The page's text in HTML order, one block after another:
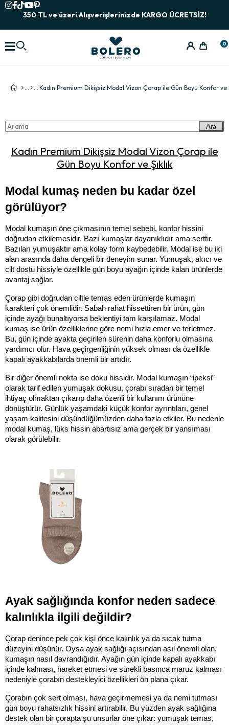
350 TL ve üzeri Alışverişlerinizde KARGO ÜCRETSİZ!
0
Kadın Premium Dikişsiz Modal Vizon Çorap ile Gün Boyu Konfor ve
Ara
Kadın Premium Dikişsiz Modal Vizon Çorap ile
Gün Boyu Konfor ve Şıklık
Modal kumaş neden bu kadar özel
görülüyor?
Modal kumaşın öne çıkmasının temel sebebi, konfor hissini
doğrudan etkilemesidir. Bazı kumaşlar dayanıklıdır ama serttir.
Bazıları yumuşaktır ama kolay form kaybedebilir. Modal ise bu iki
alan arasında daha dengeli bir deneyim sunar. Yumuşak, akıcı ve
cilt dostu hissiyle özellikle gün boyu ayağın içinde kalan ürünlerde
avantaj sağlar.
Çorap gibi doğrudan ciltle temas eden ürünlerde kumaşın
karakteri çok önemlidir. Sabah rahat hissettiren bir ürün, gün
içinde ayağı bunaltıyorsa beklentiyi tam karşılamaz. Modal
kumaş ise ürün özelliklerine göre nemi hızla emer ve terletmez.
Bu, gün içinde ayakta geçirilen sürenin daha konforlu olmasına
yardımcı olur. Hava geçirgenliğinin yüksek olması da özellikle
kapalı ayakkabılarda önemli bir artıdır.
Bir diğer önemli nokta ise doku hissidir. Modal kumaşın “ipeksi”
olarak tarif edilen yumuşak dokusu, çorabı sıradan bir temel
ihtiyaç olmaktan çıkarıp daha özenli bir kullanım ürününe
dönüştürür. Günlük yaşamdaki küçük konfor ayrıntıları, genel
yaşam kalitesini düşündüğümüzden daha fazla etkiler. Bu nedenle
modal kumaş, lüks hissin abartısız ama gerçek bir yansıması
olarak görülebilir.
Ayak sağlığında konfor neden sadece
kalınlıkla ilgili değildir?
Çorap denince pek çok kişi önce kalınlık ya da sıcak tutma
düzeyini düşünür. Oysa ayak sağlığı açısından asıl önemli olan,
kumaşın nasıl davrandığıdır. Ayağın gün içinde kapalı ayakkabı
içinde kalması, hareket etmesi ve sürekli basınca maruz kalması
nedeniyle çorabın destekleyici özellikleri ön plana çıkar.
Çorabın çok sert olması, hava geçirmemesi ya da nemi tutması
gün boyu rahatsızlık hissini artırabilir. Bu yüzden ayak sağlığına
destek olan bir çorapta şu unsurlar öne çıkar: yumuşak temas,